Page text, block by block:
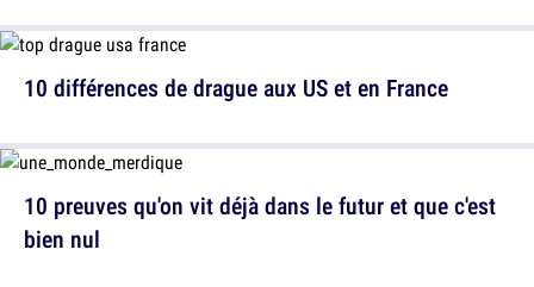
10 preuves qu'on vit déjà dans le futur et que c'est
bien nul
10 différences de drague aux US et en France